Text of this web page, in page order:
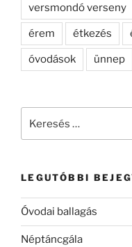
versmondó verseny
érem étkezés
óvodások ünnep
LEGUTÓBBI
Óvodai ballagás
Néptáncgála